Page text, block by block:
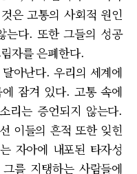
은 고통의 사회적 원인
는다. 또한 그들의 성공
자를 은폐한다.
아난다. 우리의 세계에
잠겨 있다. 고통 속에
리는 증언되지 않는다.
이들의 흔적 또한 잊힌
자아에 내포된 타자성
를 지탱하는 사람들에